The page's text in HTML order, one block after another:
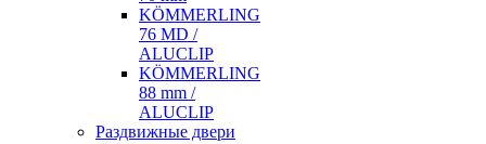
KÖMMERLING
76 MD /
ALUCLIP
KÖMMERLING
88 mm /
ALUCLIP
Раздвижные двери